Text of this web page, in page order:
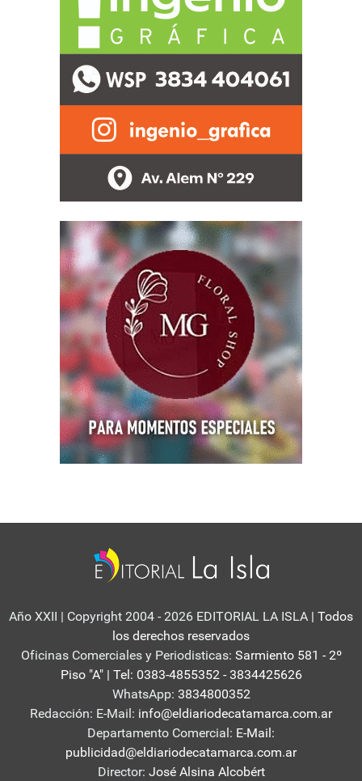
Año XXII | Copyright 2004 - 2026 EDITORIAL LA ISLA | Todos
los derechos reservados
Oficinas Comerciales y Periodisticas: Sarmiento 581 - 2º
Piso "A" | Tel: 0383-4855352 - 3834425626
WhatsApp: 3834800352
Redacción: E-Mail: info@eldiariodecatamarca.com.ar
Departamento Comercial: E-Mail:
publicidad@eldiariodecatamarca.com.ar
Director: José Alsina Alcobért